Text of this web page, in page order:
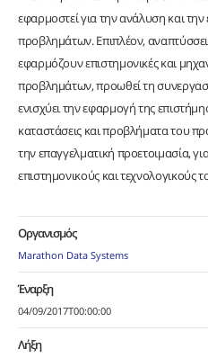
εφαρμοστεί για την ανάλυση και
προβλημάτων. Επιπλέον,
εφαρμόζουν επιστημονικές και
προβλημάτων, προωθεί τη
ενισχύει την εφαρμογή της
καταστάσεις και προβλήματα του
την επαγγελματική προετοιμασία,
επιστημονικούς και τεχνολογικούς
Οργανισμός
Marathon Data Systems
Έναρξη
04/09/2017T00:00:00
Λήξη